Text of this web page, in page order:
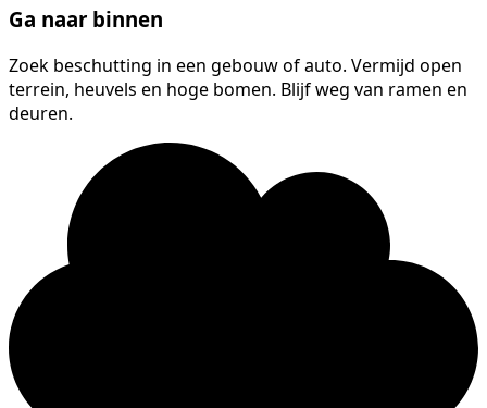
Ga naar binnen
Zoek beschutting in een gebouw of auto. Vermijd open
terrein, heuvels en hoge bomen. Blijf weg van ramen en
deuren.